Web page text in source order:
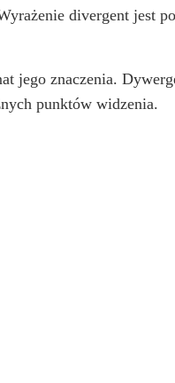
divergent jest
jego znaczenia.
punktów widzenia.